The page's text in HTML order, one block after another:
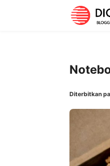
Diterbitkan